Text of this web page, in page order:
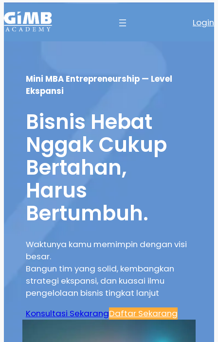
Login
Mini MBA Entrepreneurship — Level
Ekspansi
Bisnis Hebat
Nggak Cukup
Bertahan,
Harus
Bertumbuh.
Waktunya kamu memimpin dengan visi
besar.
Bangun tim yang solid, kembangkan
strategi ekspansi, dan kuasai ilmu
pengelolaan bisnis tingkat lanjut
Konsultasi SekarangDaftar Sekarang